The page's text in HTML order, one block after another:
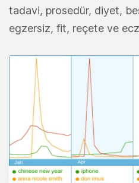
tadavi, prosedür, diyet,
egzersiz, fit, reçete ve